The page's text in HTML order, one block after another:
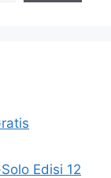
Edisi 12